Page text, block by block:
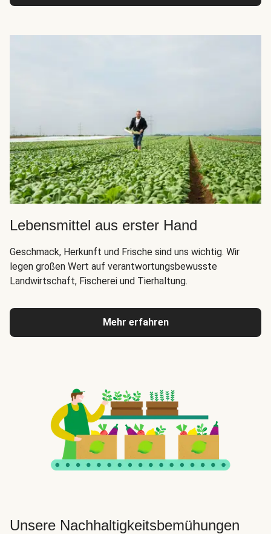
Lebensmittel aus erster Hand
Geschmack, Herkunft und Frische sind uns wichtig. Wir
legen großen Wert auf verantwortungsbewusste
Landwirtschaft, Fischerei und Tierhaltung.
Mehr erfahren
Unsere Nachhaltigkeitsbemühungen